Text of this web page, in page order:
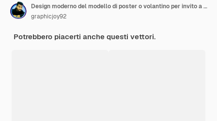
Design moderno del modello di poster o volantino per invito a una festa Ramadan Iftar
graphicjoy92
Potrebbero piacerti anche questi vettori.